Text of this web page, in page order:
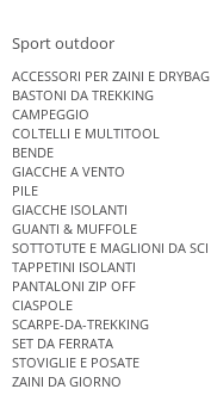
Sport outdoor
ACCESSORI PER ZAINI E DRYBAG
BASTONI DA TREKKING
CAMPEGGIO
COLTELLI E MULTITOOL
BENDE
GIACCHE A VENTO
PILE
GIACCHE ISOLANTI
GUANTI & MUFFOLE
SOTTOTUTE E MAGLIONI DA SCI
TAPPETINI ISOLANTI
PANTALONI ZIP OFF
CIASPOLE
SCARPE-DA-TREKKING
SET DA FERRATA
STOVIGLIE E POSATE
ZAINI DA GIORNO